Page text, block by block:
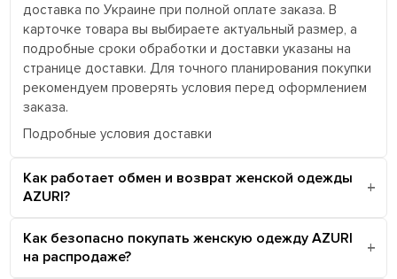
доставка по Украине при полной оплате заказа. В
карточке товара вы выбираете актуальный размер, а
подробные сроки обработки и доставки указаны на
странице доставки. Для точного планирования покупки
рекомендуем проверять условия перед оформлением
заказа.
Подробные условия доставки
Как работает обмен и возврат женской одежды
AZURI?
Как безопасно покупать женскую одежду AZURI
на распродаже?